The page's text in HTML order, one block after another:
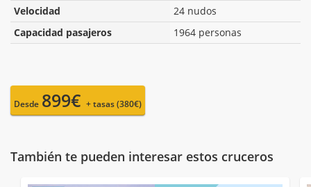
Velocidad
24 nudos
Capacidad pasajeros
1964 personas
Desde 899€ + tasas (380€)
También te pueden interesar estos cruceros